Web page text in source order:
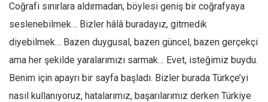
Avustralya
Tarih
Düşünce
Coğrafi sınırlara aldırmadan, böylesi geniş bir coğrafyaya
seslenebilmek… Bizler hâlâ buradayız, gitmedik
diyebilmek… Bazen duygusal, bazen güncel, bazen gerçekçi
ama her şekilde yaralarımızı sarmak… Evet, isteğimiz buydu.
Benim için apayrı bir sayfa başladı. Bizler burada Türkçe’yi
nasıl kullanıyoruz, hatalarımız, başarılarımız derken Türkiye